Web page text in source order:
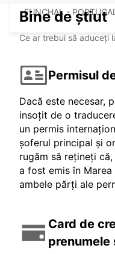
FUNCHAL - PORTUGAL
Bine de știut
Ce ar trebui să aduceți
Permisul
Dacă este necesar,
insoțit de o
un permis
șoferul principal și
rugăm să rețineți
a fost emis în
ambele părți ale
Card de